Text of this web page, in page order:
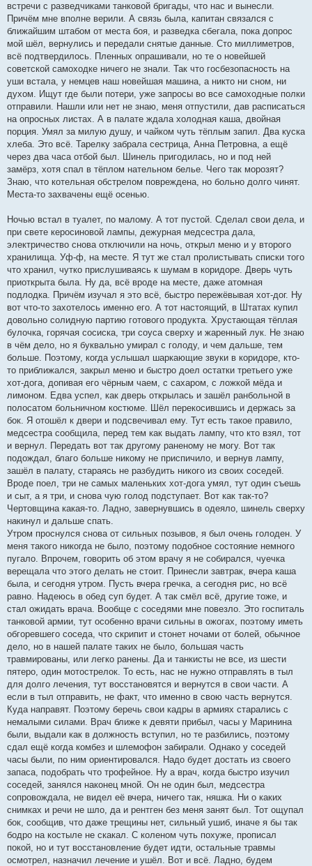
встречи с разведчиками танковой бригады, что нас и вынесли.
Причём мне вполне верили. А связь была, капитан связался с
ближайшим штабом от места боя, и разведка сбегала, пока допрос
мой шёл, вернулись и передали снятые данные. Сто миллиметров,
всё подтвердилось. Пленных опрашивали, но те о новейшей
советской самоходке ничего не знали. Так что госбезопасность на
уши встала, у немцев наш новейшая машина, а никто ни сном, ни
духом. Ищут где были потери, уже запросы во все самоходные полки
отправили. Нашли или нет не знаю, меня отпустили, дав расписаться
на опросных листах. А в палате ждала холодная каша, двойная
порция. Умял за милую душу, и чайком чуть тёплым запил. Два куска
хлеба. Это всё. Тарелку забрала сестрица, Анна Петровна, а ещё
через два часа отбой был. Шинель пригодилась, но и под ней
замёрз, хотя спал в тёплом нательном белье. Чего так морозят?
Знаю, что котельная обстрелом повреждена, но больно долго чинят.
Места-то захвачены ещё осенью.
Ночью встал в туалет, по малому. А тот пустой. Сделал свои дела, и
при свете керосиновой лампы, дежурная медсестра дала,
электричество снова отключили на ночь, открыл меню и у второго
хранилища. Уф-ф, на месте. Я тут же стал пролистывать списки того
что хранил, чутко прислушиваясь к шумам в коридоре. Дверь чуть
приоткрыта была. Ну да, всё вроде на месте, даже атомная
подлодка. Причём изучал я это всё, быстро пережёвывая хот-дог. Ну
вот что-то захотелось именно его. А тот настоящий, в Штатах купил
довольно солидную партию готового продукта. Хрустающая тёплая
булочка, горячая сосиска, три соуса сверху и жаренный лук. Не знаю
в чём дело, но я буквально умирал с голоду, и чем дальше, тем
больше. Поэтому, когда услышал шаркающие звуки в коридоре, кто-
то приближался, закрыл меню и быстро доел остатки третьего уже
хот-дога, допивая его чёрным чаем, с сахаром, с ложкой мёда и
лимоном. Едва успел, как дверь открылась и зашёл ранбольной в
полосатом больничном костюме. Шёл перекосившись и держась за
бок. Я отошёл к двери и подсвечивал ему. Тут есть такое правило,
медсестра сообщила, перед тем как выдать лампу, что кто взял, тот
и вернул. Передать вот так другому раненому не могу. Вот так
подождал, благо больше никому не приспичило, и вернув лампу,
зашёл в палату, стараясь не разбудить никого из своих соседей.
Вроде поел, три не самых маленьких хот-дога умял, тут один съешь
и сыт, а я три, и снова чую голод подступает. Вот как так-то?
Чертовщина какая-то. Ладно, завернувшись в одеяло, шинель сверху
накинул и дальше спать.
Утром проснулся снова от сильных позывов, я был очень голоден. У
меня такого никогда не было, поэтому подобное состояние немного
пугало. Впрочем, говорить об этом врачу я не собирался, чуечка
верещала что этого делать не стоит. Принесли завтрак, вчера каша
была, и сегодня утром. Пусть вчера гречка, а сегодня рис, но всё
равно. Надеюсь в обед суп будет. А так смёл всё, другие тоже, и
стал ожидать врача. Вообще с соседями мне повезло. Это госпиталь
танковой армии, тут особенно врачи сильны в ожогах, поэтому иметь
обгоревшего соседа, что скрипит и стонет ночами от болей, обычное
дело, но в нашей палате таких не было, большая часть
травмированы, или легко ранены. Да и танкисты не все, из шести
пятеро, один мотострелок. То есть, нас не нужно отправлять в тыл
для долго лечения, тут восстановятся и вернутся в свои части. А
если в тыл отправить, не факт, что именно в свою часть вернутся.
Куда направят. Поэтому беречь свои кадры в армиях старались с
немалыми силами. Врач ближе к девяти прибыл, часы у Маринина
были, выдали как в должность вступил, но те разбились, поэтому
сдал ещё когда комбез и шлемофон забирали. Однако у соседей
часы были, по ним ориентировался. Надо будет достать из своего
запаса, подобрать что трофейное. Ну а врач, когда быстро изучил
соседей, занялся наконец мной. Он не один был, медсестра
сопровождала, не видел её вчера, ничего так, няшка. Ни о каких
снимках и речи не шло, да и рентген без меня занят был. Тот ощупал
бок, сообщив, что даже трещины нет, сильный ушиб, иначе я бы так
бодро на костыле не скакал. С коленом чуть похуже, прописал
покой, но и тут восстановление будет идти, остальные травмы
осмотрел, назначил лечение и ушёл. Вот и всё. Ладно, будем